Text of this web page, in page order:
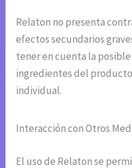
Relaton no presenta
efectos secundarios
tener en cuenta la
ingredientes del
individual.
Interacción con Otros
El uso de Relaton se